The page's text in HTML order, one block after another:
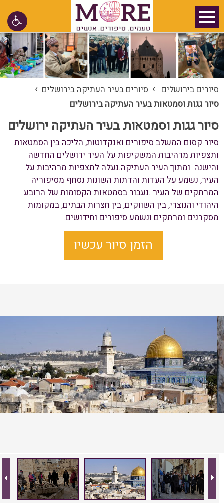
סיורים בירושלים › סיורים בעיר העתיקה בירושלים ›
סיור גגות וסמטאות בעיר העתיקה בירושלים
סיור גגות וסמטאות בעיר העתיקה ירושלים
סיור קסום המשלב סיפורים ואנקדוטות, הליכה בין הסמטאות
ותצפיות מרהיבות המשקיפות על העיר ירושלים החדשה
והישנה ומתוך העיר העתיקה.נעלה לתצפיות מרהיבות על
העיר, נשמע על העדות והדתות השונות נסחף מסיפוריה
המרתקים של העיר .נעבור בסמטאות הקסומות של הרובע
היהודי והנוצרי, בין השווקים, בין חצרות הבתים, במקומות
מסקרנים ומרתקים ונשמע סיפורים וחידושים.
הזמן סיור עכשיו